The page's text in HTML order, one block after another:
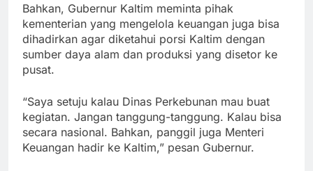
Bahkan, Gubernur Kaltim meminta pihak
kementerian yang mengelola keuangan juga bisa
dihadirkan agar diketahui porsi Kaltim dengan
sumber daya alam dan produksi yang disetor ke
pusat.
“Saya setuju kalau Dinas Perkebunan mau buat
kegiatan. Jangan tanggung-tanggung. Kalau bisa
secara nasional. Bahkan, panggil juga Menteri
Keuangan hadir ke Kaltim,” pesan Gubernur.